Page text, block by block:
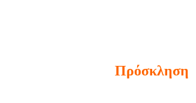
Πρόσκληση